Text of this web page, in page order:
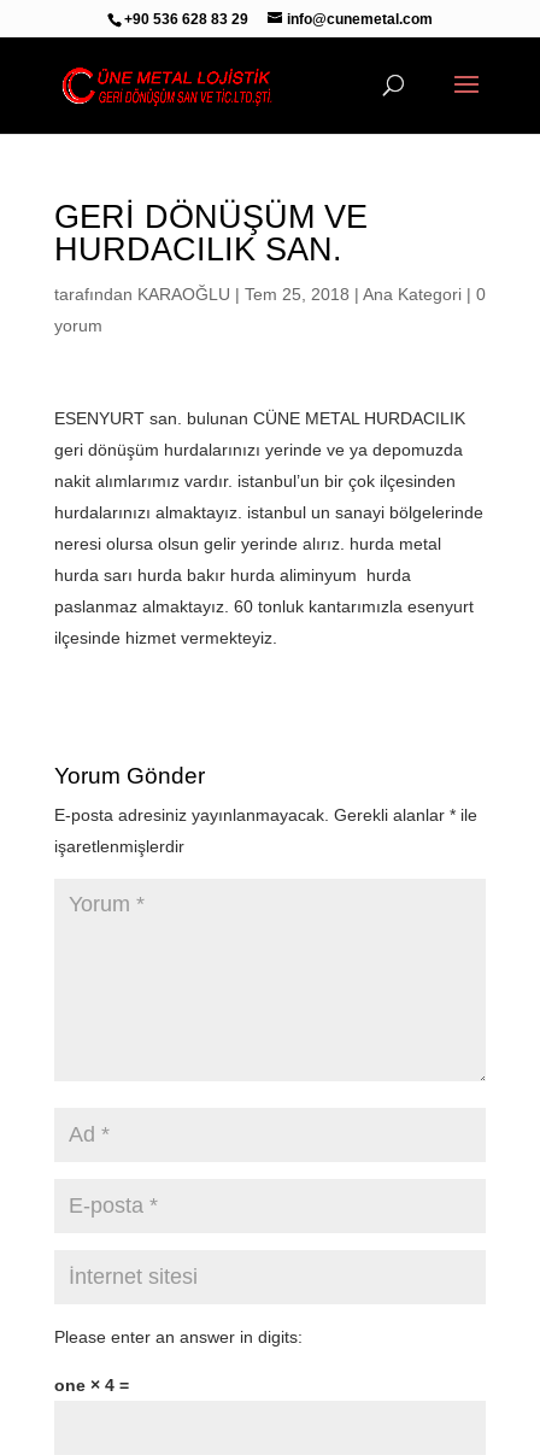
+90 536 628 83 29 info@cunemetal.com
GERİ DÖNÜŞÜM VE
HURDACILIK SAN.
tarafından KARAOĞLU | Tem 25, 2018 | Ana Kategori| 0
yorum
ESENYURT san. bulunan CÜNE METAL HURDACILIK
geri dönüşüm hurdalarınızı yerinde ve ya depomuzda
nakit alımlarımız vardır. istanbul’un bir çok ilçesinden
hurdalarınızı almaktayız. istanbul un sanayi bölgelerinde
neresi olursa olsun gelir yerinde alırız. hurda metal
hurda sarı hurda bakır hurda aliminyum hurda
paslanmaz almaktayız. 60 tonluk kantarımızla esenyurt
ilçesinde hizmet vermekteyiz.
Yorum Gönder
E-posta adresiniz yayınlanmayacak. Gerekli alanlar *ile
işaretlenmişlerdir
Please enter an answer in digits:
one × 4 =